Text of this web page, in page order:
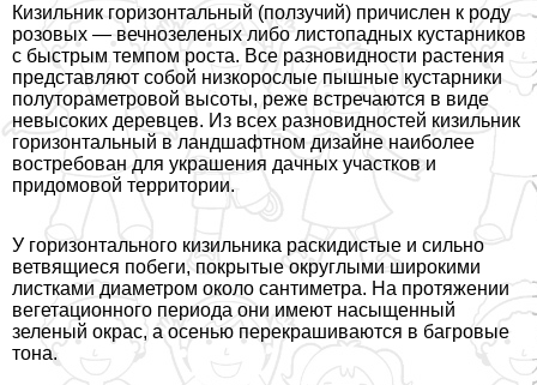
Кизильник горизонтальный (ползучий) причислен к роду
розовых — вечнозеленых либо листопадных кустарников
с быстрым темпом роста. Все разновидности растения
представляют собой низкорослые пышные кустарники
полутораметровой высоты, реже встречаются в виде
невысоких деревцев. Из всех разновидностей кизильник
горизонтальный в ландшафтном дизайне наиболее
востребован для украшения дачных участков и
придомовой территории.
У горизонтального кизильника раскидистые и сильно
ветвящиеся побеги, покрытые округлыми широкими
листками диаметром около сантиметра. На протяжении
вегетационного периода они имеют насыщенный
зеленый окрас, а осенью перекрашиваются в багровые
тона.